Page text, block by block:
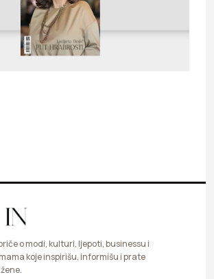
o modi, kulturi, ljepoti, businessu i
koje inspirišu, informišu i prate